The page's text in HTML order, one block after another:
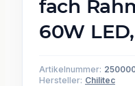
fach
60W
Artikelnummer:
Hersteller: Chilitec